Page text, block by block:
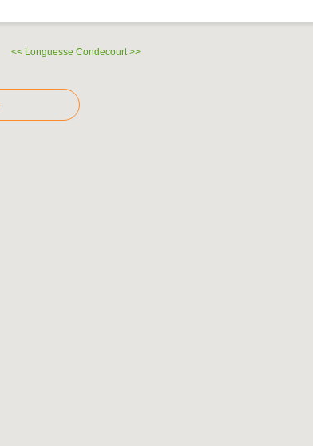
<< Longuesse Condecourt >>